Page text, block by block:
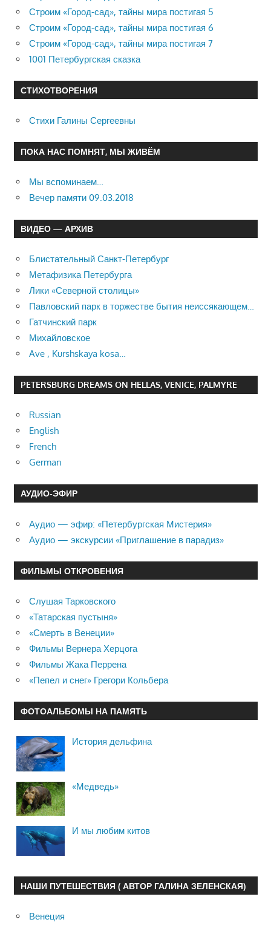
Строим «Город-сад», тайны мира постигая 5
Строим «Город-сад», тайны мира постигая 6
Строим «Город-сад», тайны мира постигая 7
1001 Петербургская сказка
СТИХОТВОРЕНИЯ
Стихи Галины Сергеевны
ПОКА НАС ПОМНЯТ, МЫ ЖИВЁМ
Мы вспоминаем…
Вечер памяти 09.03.2018
ВИДЕО — АРХИВ
Блистательный Санкт-Петербург
Метафизика Петербурга
Лики «Северной столицы»
Павловский парк в торжестве бытия неиссякающем…
Гатчинский парк
Михайловское
Ave , Kurshskaya kosa…
PETERSBURG DREAMS ON HELLAS, VENICE, PALMYRE
Russian
English
French
German
АУДИО-ЭФИР
Аудио — эфир: «Петербургская Мистерия»
Аудио — экскурсии «Приглашение в парадиз»
ФИЛЬМЫ ОТКРОВЕНИЯ
Слушая Тарковского
«Татарская пустыня»
«Смерть в Венеции»
Фильмы Вернера Херцога
Фильмы Жака Перрена
«Пепел и снег» Грегори Кольбера
ФОТОАЛЬБОМЫ НА ПАМЯТЬ
История дельфина
«Медведь»
И мы любим китов
НАШИ ПУТЕШЕСТВИЯ ( АВТОР ГАЛИНА ЗЕЛЕНСКАЯ)
Венеция